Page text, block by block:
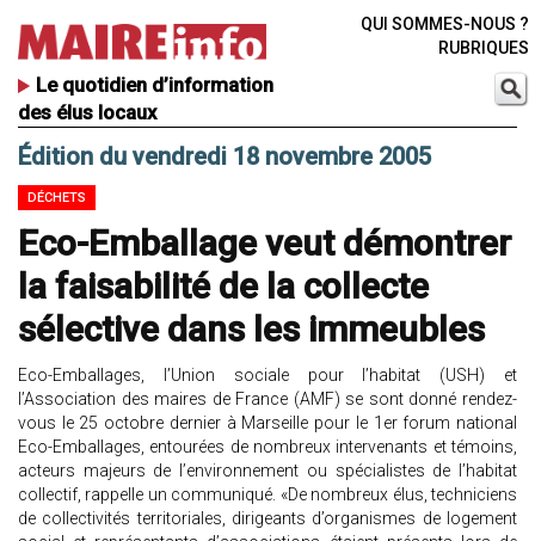
Le quotidien d’information
des élus locaux
QUI SOMMES-NOUS ?
RUBRIQUES
Édition du vendredi 18 novembre 2005
DÉCHETS
Eco-Emballage veut démontrer
la faisabilité de la collecte
sélective dans les immeubles
Eco-Emballages, l’Union sociale pour l’habitat (USH) et
l’Association des maires de France (AMF) se sont donné rendez-
vous le 25 octobre dernier à Marseille pour le 1er forum national
Eco-Emballages, entourées de nombreux intervenants et témoins,
acteurs majeurs de l’environnement ou spécialistes de l’habitat
collectif, rappelle un communiqué. «De nombreux élus, techniciens
de collectivités territoriales, dirigeants d’organismes de logement